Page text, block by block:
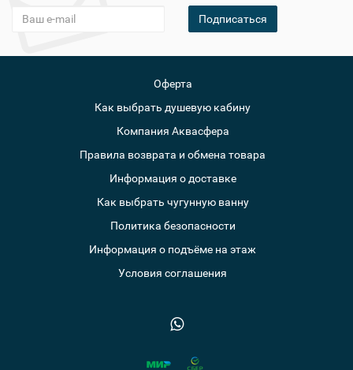
Подписаться
Оферта
Как выбрать душевую кабину
Компания Аквасфера
Правила возврата и обмена товара
Информация о доставке
Как выбрать чугунную ванну
Политика безопасности
Информация о подъёме на этаж
Условия соглашения